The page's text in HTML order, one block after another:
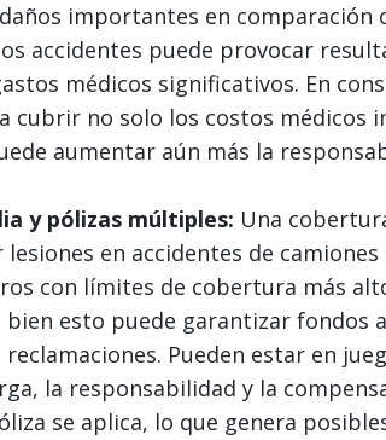
importantes en comparación
accidentes puede provocar
médicos significativos. En
cubrir no solo los costos
aumentar aún más la
y pólizas múltiples: Una
en accidentes de
con límites de cobertura más
esto puede garantizar fondos
Pueden estar en
la responsabilidad y la
se aplica, lo que genera